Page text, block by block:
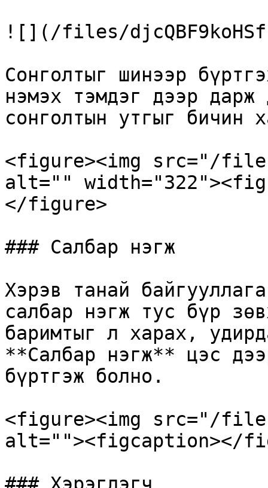
![](/files/
Сонголтыг шинээр
нэмэх тэмдэг дээр
сонголтын утгыг бичин
<figure><img src="/files/
alt=""
</figure>
### Салбар нэгж
Хэрэв танай
салбар нэгж тус бүр
баримтыг л харах,
**Салбар нэгж** цэс
бүртгэж болно.
<figure><img src="/
alt=""><figcaption></